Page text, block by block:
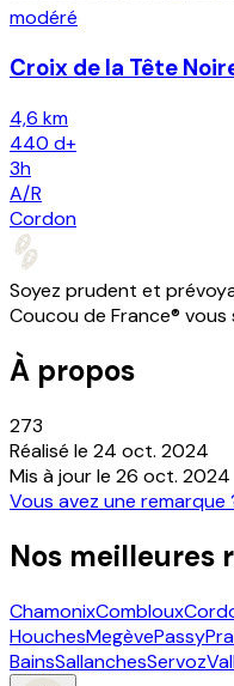
modéré
Croix de la Tête
4,6 km
440 d+
3h
A/R
Cordon
Soyez prudent et
Coucou de France®
À propos
273
Réalisé le 24 oct. 2024
Mis à jour le 26 oct. 2024
Vous avez une remarque
Nos meilleures
ChamonixCombloux
HouchesMegèvePassy
BainsSallanchesServoz